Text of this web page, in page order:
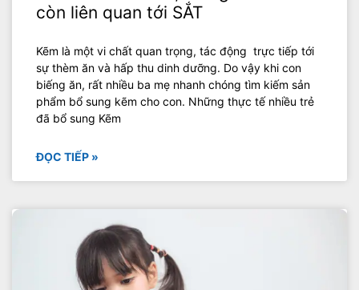
còn liên quan tới SẮT
Kẽm là một vi chất quan trọng, tác động trực tiếp tới
sự thèm ăn và hấp thu dinh dưỡng. Do vậy khi con
biếng ăn, rất nhiều ba mẹ nhanh chóng tìm kiếm sản
phẩm bổ sung kẽm cho con. Những thực tế nhiều trẻ
đã bổ sung Kẽm
ĐỌC TIẾP »